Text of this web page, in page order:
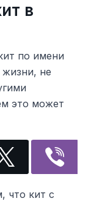
в
по имени
жизни, не
это может
что кит с